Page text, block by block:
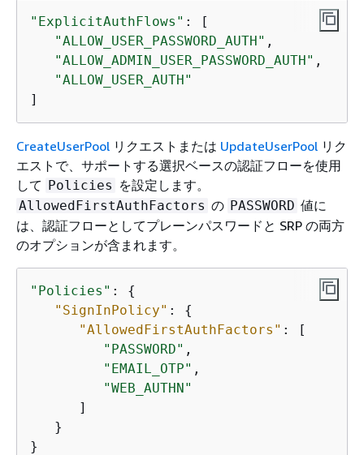
"ExplicitAuthFlows" : [
"ALLOW_USER_PASSWORD_AUTH" ,
"ALLOW_ADMIN_USER_PASSWORD_AUTH" ,
"ALLOW_USER_AUTH"
]
CreateUserPool リクエストまたは UpdateUserPool リク
エストで、サポートする選択ベースの認証フローを使用
して Policies を設定します。
AllowedFirstAuthFactors の PASSWORD 値に
は、認証フローとしてプレーンパスワードと SRP の両方
のオプションが含まれます。
"Policies" : {
"SignInPolicy" : {
"AllowedFirstAuthFactors" : [
"PASSWORD" ,
"EMAIL_OTP" ,
"WEB_AUTHN"
      ]
   }
}